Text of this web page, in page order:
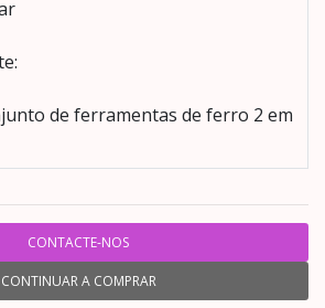
de ferramentas de ferro 2 em
CONTACTE-NOS
CONTINUAR A COMPRAR